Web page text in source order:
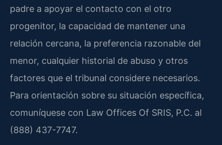
padre a apoyar el contacto con el otro
progenitor, la capacidad de mantener una
relación cercana, la preferencia razonable del
menor, cualquier historial de abuso y otros
factores que el tribunal considere necesarios.
Para orientación sobre su situación específica,
comuníquese con Law Offices Of SRIS, P.C. al
(888) 437-7747.